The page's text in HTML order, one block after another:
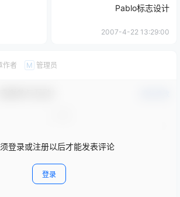
Pablo标志设计
2007-4-22 13:29:00
作者 M 管理员
登录或注册以后才能发表评论
登录